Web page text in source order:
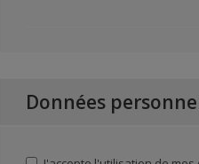
Données